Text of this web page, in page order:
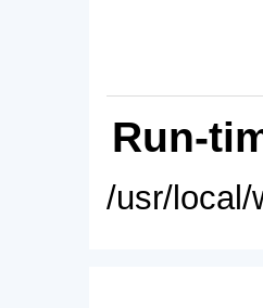
Run-
/usr/local/